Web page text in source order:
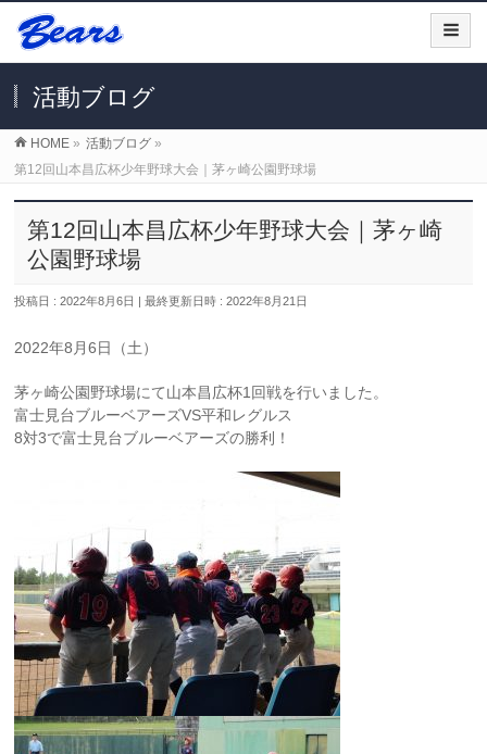
活動ブログ
HOME » 活動ブログ »
第12回山本昌広杯少年野球大会｜茅ヶ崎公園野球場
第12回山本昌広杯少年野球大会｜茅ヶ崎
公園野球場
投稿日 : 2022年8月6日 最終更新日時 : 2022年8月21日
2022年8月6日（土）
茅ヶ崎公園野球場にて山本昌広杯1回戦を行いました。
富士見台ブルーベアーズVS平和レグルス
8対3で富士見台ブルーベアーズの勝利！